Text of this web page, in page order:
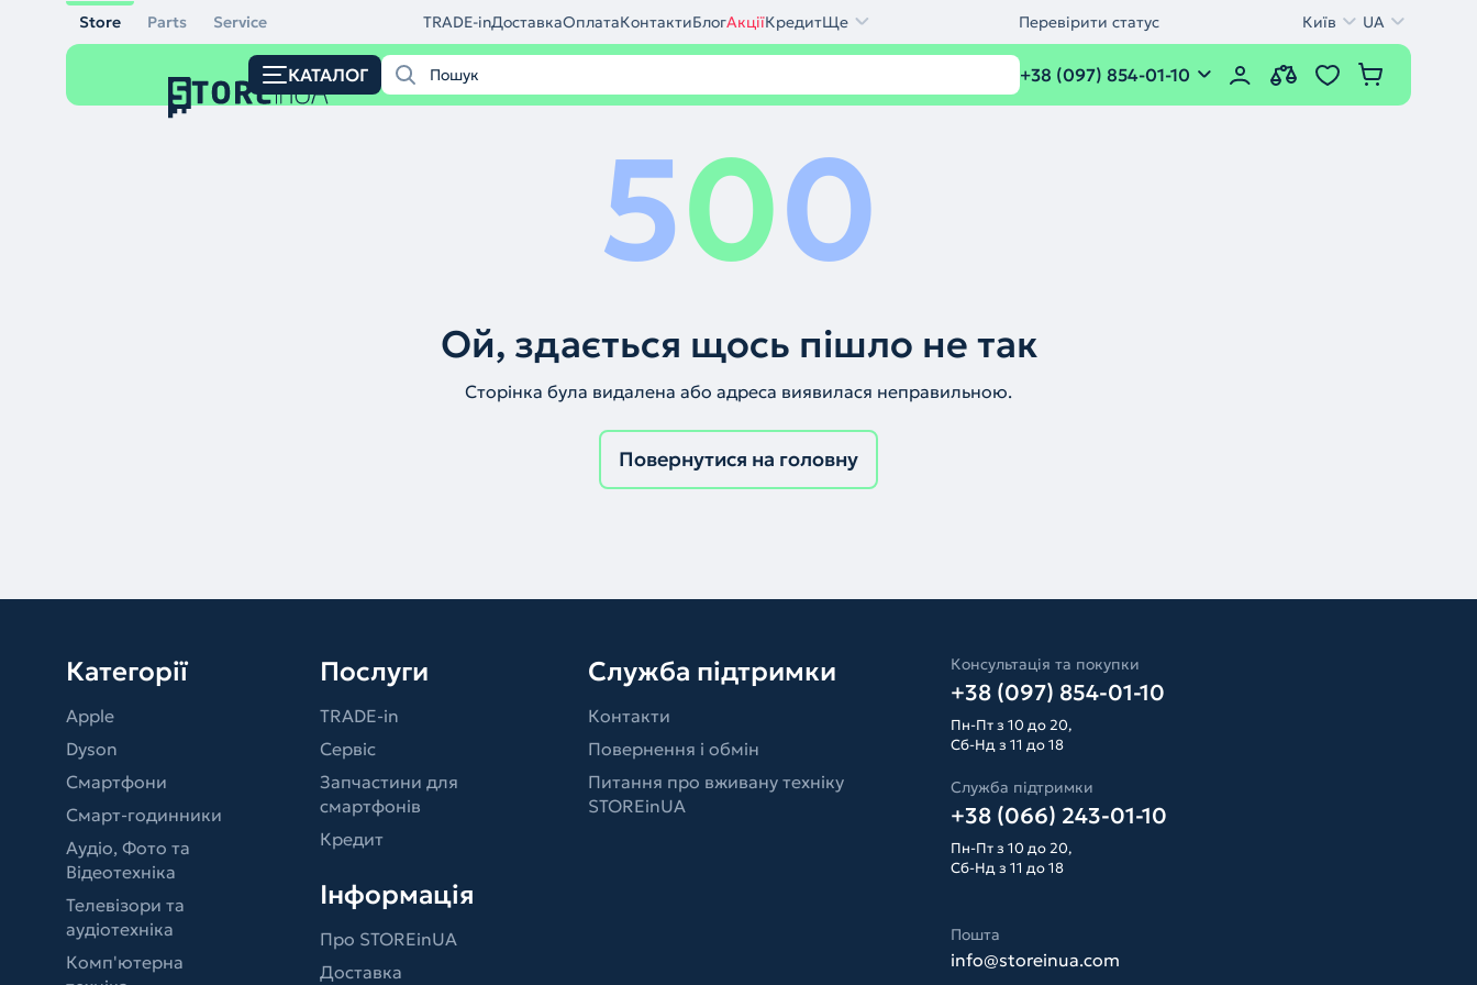
Store Parts Service TRADE-inДоставкаОплатаКонтактиБлогАкціїКредитЩе Перевірити статус Київ UA
КАТАЛОГ +38 (097) 854-01-10
500
Ой, здається щось пішло не так
Сторінка була видалена або адреса виявилася неправильною.
Повернутися на головну
Категорії
Apple
Dyson
Смартфони
Смарт-годинники
Аудіо, Фото та
Відеотехніка
Телевізори та
аудіотехніка
Комп'ютерна
Послуги
TRADE-in
Сервіс
Запчастини для
смартфонів
Кредит
Інформація
Про STOREinUA
Доставка
Служба підтримки
Контакти
Повернення і обмін
Питання про вживану техніку
STOREinUA
Консультація та покупки
+38 (097) 854-01-10
Пн-Пт з 10 до 20,
Сб-Нд з 11 до 18
Служба підтримки
+38 (066) 243-01-10
Пн-Пт з 10 до 20,
Сб-Нд з 11 до 18
Пошта
info@storeinua.com